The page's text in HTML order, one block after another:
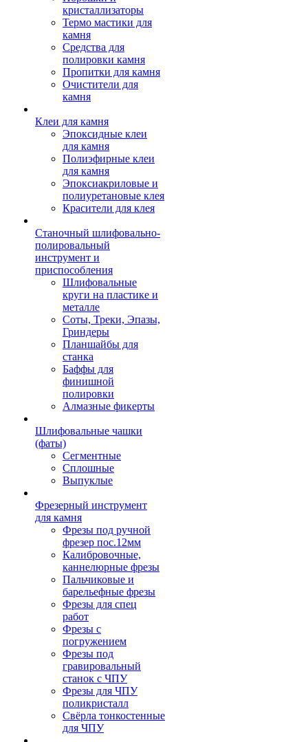
кристаллизаторы
Термо мастики для
камня
Средства для
полировки камня
Пропитки для камня
Очистители для
камня
Клеи для камня
Эпоксидные клеи
для камня
Полиэфирные клеи
для камня
Эпоксиакриловые и
полиуретановые клея
Красители для клея
Станочный шлифовально-
полировальный
инструмент и
приспособления
Шлифовальные
круги на пластике и
металле
Соты, Треки, Эпазы,
Гриндеры
Планшайбы для
станка
Баффы для
финишной
полировки
Алмазные фикерты
Шлифовальные чашки
(фаты)
Сегментные
Сплошные
Выпуклые
Фрезерный инструмент
для камня
Фрезы под ручной
фрезер пос.12мм
Калибровочные,
каннелюрные фрезы
Пальчиковые и
барельефные фрезы
Фрезы для спец
работ
Фрезы с
погружением
Фрезы под
гравировальный
станок с ЧПУ
Фрезы для ЧПУ
поликристалл
Свёрла тонкостенные
для ЧПУ